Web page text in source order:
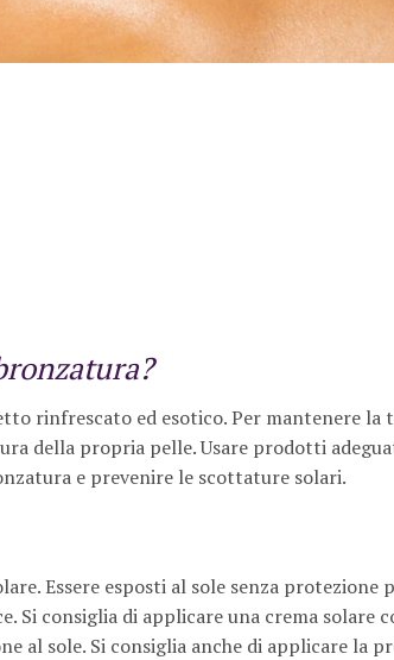
rinfrescato ed esotico. Per mantenere la
della propria pelle. Usare prodotti
e prevenire le scottature solari.
Essere esposti al sole senza protezione
Si consiglia di applicare una crema solare
al sole. Si consiglia anche di applicare la